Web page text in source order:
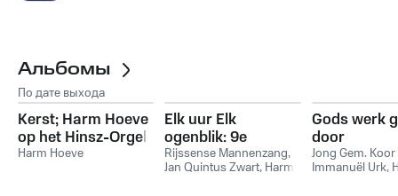
Альбомы
По дате выхода
Kerst; Harm Hoeve
op het Hinsz-Orgel
Bovenkerk,
Harm Hoeve
Elk uur Elk
ogenblik: 9e
Rijsense
Mannenzang
Rijssense Mannenzang,
Jan Quintus Zwart, Harm
Gods werk
door
Jong Gem. Koor
Immanuël Urk,